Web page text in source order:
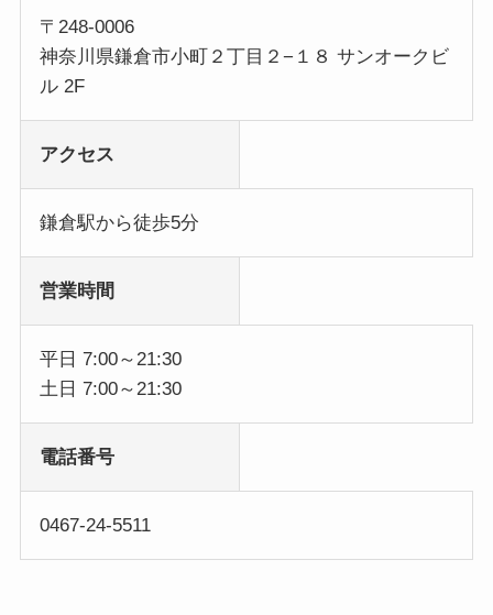
〒248-0006
神奈川県鎌倉市小町２丁目２−１８ サンオークビ
ル 2F
アクセス
鎌倉駅から徒歩5分
営業時間
平日 7:00～21:30
土日 7:00～21:30
電話番号
0467-24-5511